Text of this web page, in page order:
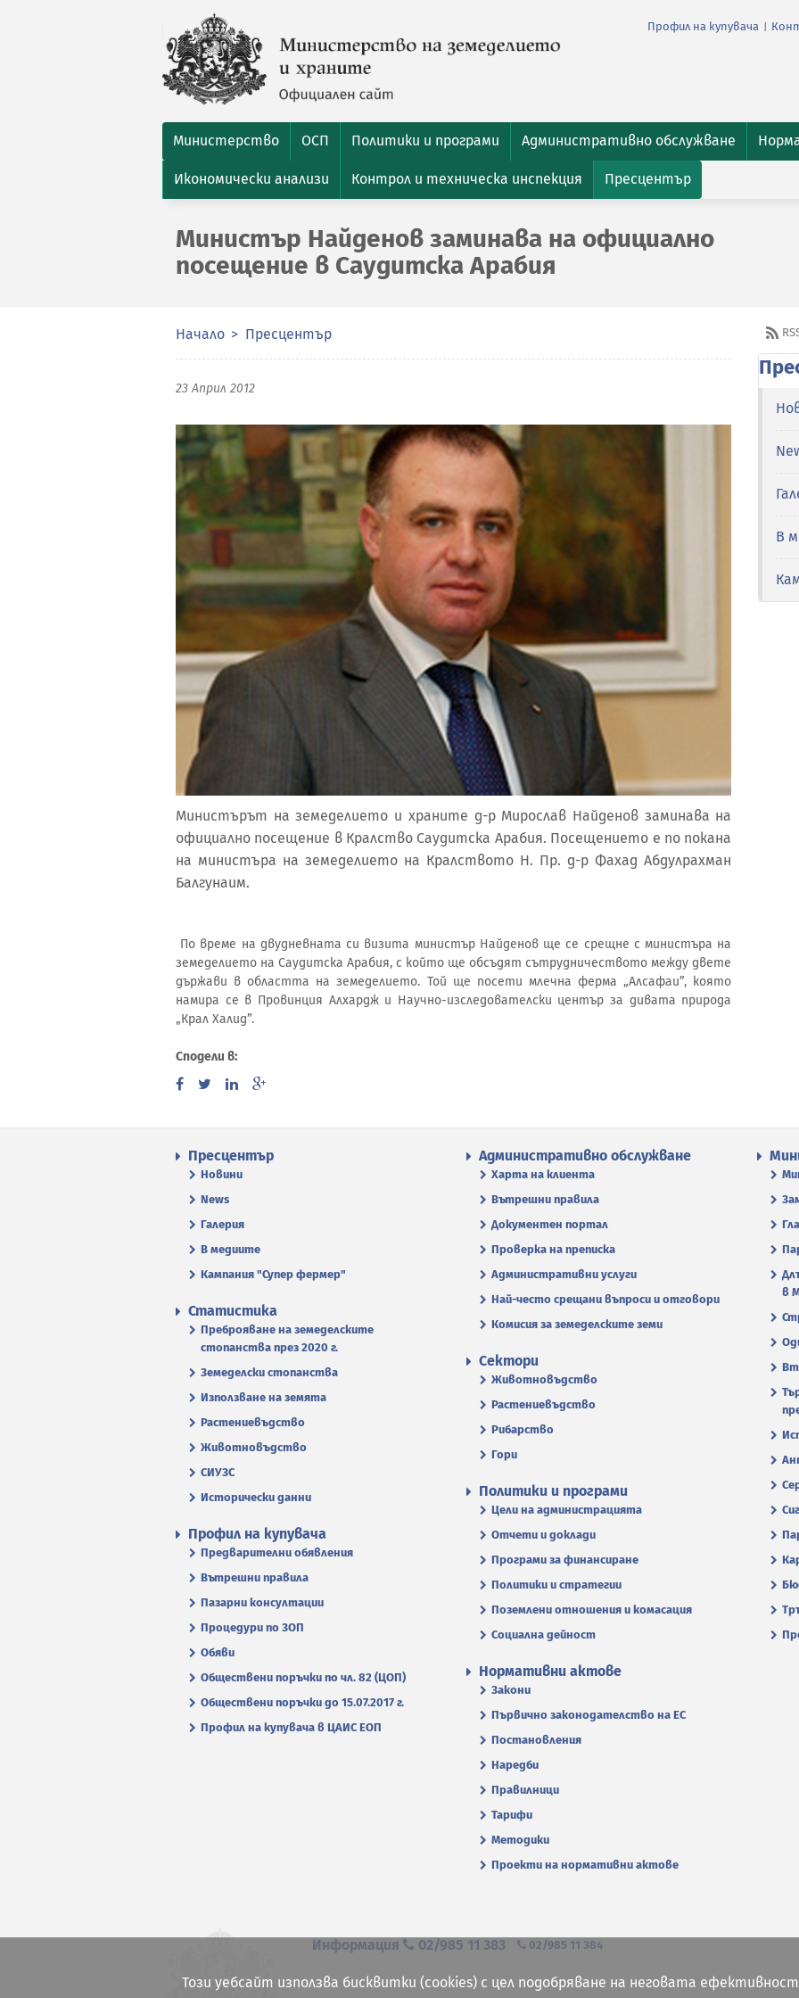
Профил на купувача
Министерство ОСП Политики и програми Административно обслужване
Икономически анализи Контрол и техническа инспекция Пресцентър
Министър Найденов заминава на официално
посещение в Саудитска Арабия
Начало Пресцентър
23 Април 2012
Министърът на земеделието и храните д-р Мирослав Найденов заминава на
официално посещение в Кралство Саудитска Арабия. Посещението е по покана
на министъра на земеделието на Кралството Н. Пр. д-р Фахад Абдулрахман
Балгунаим.
По време на двудневната си визита министър Найденов ще се срещне с министъра на
земеделието на Саудитска Арабия, с който ще обсъдят сътрудничеството между двете
държави в областта на земеделието. Той ще посети млечна ферма „Алсафаи”, която
намира се в Провинция Алхардж и Научно-изследователски център за дивата природа
„Крал Халид”.
Сподели в:
В
Пресцентър
Новини
News
Галерия
В медиите
Кампания "Супер фермер"
Административно обслужване
Харта на клиента
Вътрешни правила
Документен портал
Проверка на преписка
Административни услуги
Най-често срещани въпроси и отговори
Комисия за земеделските земи
в
Статистика
Преброяване на земеделските
стопанства през 2020 г.
Земеделски стопанства
Използване на земята
Растениевъдство
Животновъдство
СИУЗС
Исторически данни
Сектори
Животновъдство
Растениевъдство
Рибарство
Гори
Политики и програми
Цели на администрацията
Отчети и доклади
Програми за финансиране
Политики и стратегии
Поземлени отношения и комасация
Социална дейност
Профил на купувача
Предварителни обявления
Вътрешни правила
Пазарни консултации
Процедури по ЗОП
Обяви
Обществени поръчки по чл. 82 (ЦОП)
Обществени поръчки до 15.07.2017 г.
Профил на купувача в ЦАИС ЕОП
Нормативни актове
Закони
Първично законодателство на ЕС
Постановления
Наредби
Правилници
Тарифи
Методики
Проекти на нормативни актове
Информация 02/985 11 383 02/985 11 384
Този уебсайт използва бисквитки (cookies) с цел подобряване на неговата